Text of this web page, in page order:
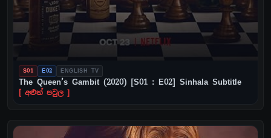
S01 E02 ENGLISH TV
The Queen’s Gambit (2020) [S01 : E02] Sinhala Subtitle
[ අළුත් පවුල ]